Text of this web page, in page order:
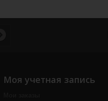
Моя учетная запись